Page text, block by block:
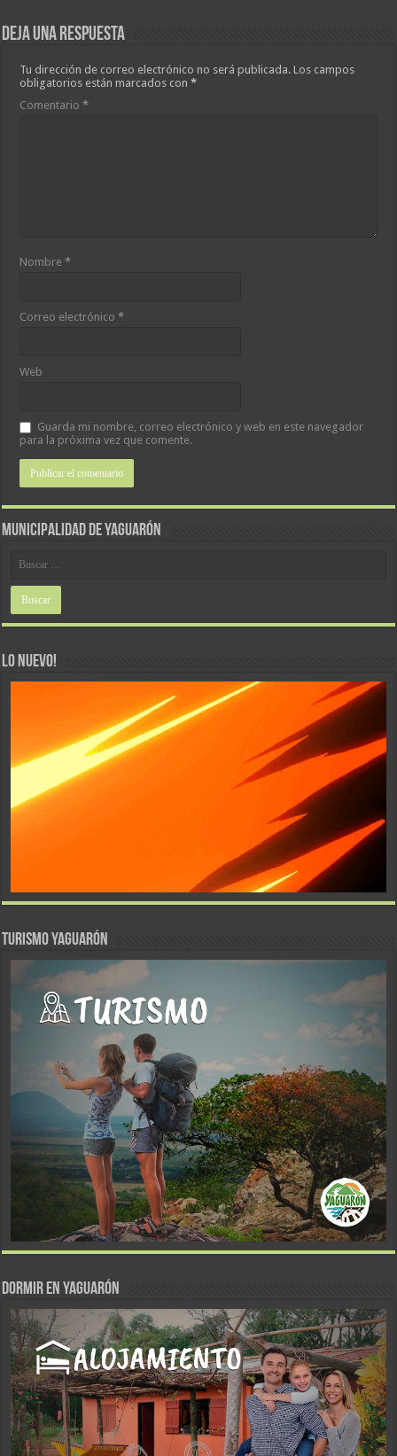
Deja una respuesta
Tu dirección de correo electrónico no será publicada. Los campos
obligatorios están marcados con*
Comentario*
Nombre*
Correo electrónico*
Web
Guarda mi nombre, correo electrónico y web en este navegador
para la próxima vez que comente.
MUNICIPALIDAD DE YAGUARÓN
LO NUEVO!
TURISMO YAGUARÓN
DORMIR EN YAGUARÓN